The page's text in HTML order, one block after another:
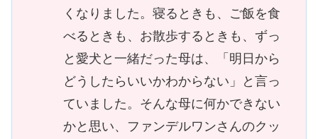
くなりました。寝るときも、ご飯を食
べるときも、お散歩するときも、ずっ
と愛犬と一緒だった母は、「明日から
どうしたらいいかわからない」と言っ
ていました。そんな母に何かできない
かと思い、ファンデルワンさんのクッ